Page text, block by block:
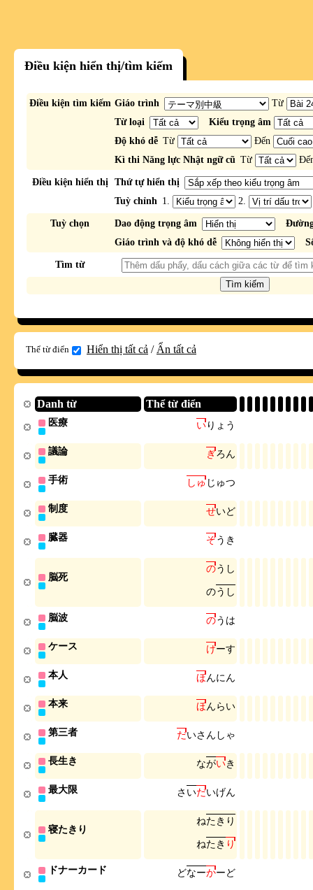
Điều kiện hiển thị/tìm kiếm
Điều kiện tìm kiếm Giáo trình
Từ
Từ loại
Kiểu trọng âm
Độ khó dễ Từ
Đến
Kì thi Năng lực Nhật ngữ cũ Từ
Điều kiện hiển thị
Thứ tự hiển thị
Tuỳ chỉnh 1. 2.
Tuỳ chọn Dao động trọng âm
Giáo trình và độ khó dễ
Tìm từ
Thể từ điển Hiển thị tất cả / Ẩn tất cả
Danh từ Thể từ điển
医療 いり ょ う
議論 ぎろ ん
手術 し ゅじ ゅつ
制度 せいど
臓器 ぞう き
脳死
のう し
のう し
脳波 のう は
ケース けーす
本人 ほんに ん
本来 ほんらい
第三者 だいさ ん し ゃ
長生き ながいき
最大限 さ いだいげん
寝たきり
ねたき り
ねたき り
ドナーカード どなーかーど